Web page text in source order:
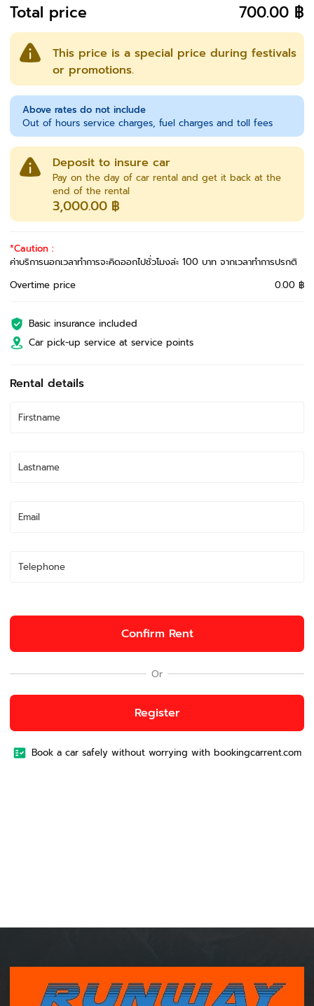
Total price 700.00 ฿
This price is a special price during festivals
or promotions.
Above rates do not include
Out of hours service charges, fuel charges and toll fees
Deposit to insure car
Pay on the day of car rental and get it back at the
end of the rental
3,000.00 ฿
*Caution :
ค่าบริการนอกเวลาทำการจะคิดออกไปชั่วโมงล่ะ 100 บาท จากเวลาทำการปรกติ
Overtime price
0.00 ฿
Basic insurance included
Car pick-up service at service points
Rental details
Confirm Rent
Or
Register
Book a car safely without worrying with bookingcarrent.com